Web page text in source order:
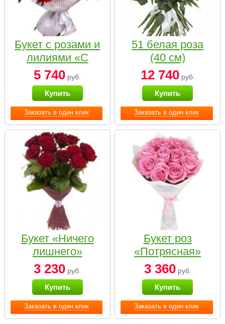
Заказать в один клик
Букет с розами и
лилиями «С
наилучшими
пожеланиями»
5 740 руб.
Купить
Заказать в один клик
51 белая роза
(40 см)
12 740руб.
Купить
Заказать в один клик
Букет «Ничего
лишнего»
3 230 руб.
Купить
Заказать в один клик
Букет роз
«Потрясная»
3 360руб.
Купить